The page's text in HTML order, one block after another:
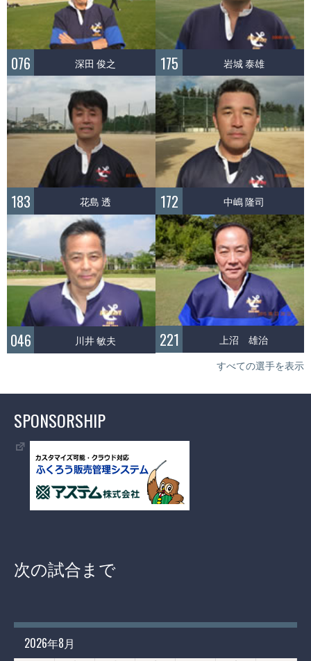
076 深田 俊之 175 岩城 泰雄
183 花島 透 172 中嶋 隆司
046 川井 敏夫 221 上沼 雄治
すべての選手を表示
SPONSORSHIP
次の試合まで
2026年8月